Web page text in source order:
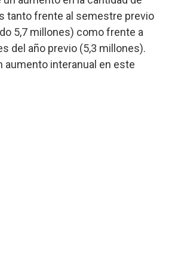
tanto frente al semestre previo
5,7 millones) como frente a
del año previo (5,3 millones).
aumento interanual en este